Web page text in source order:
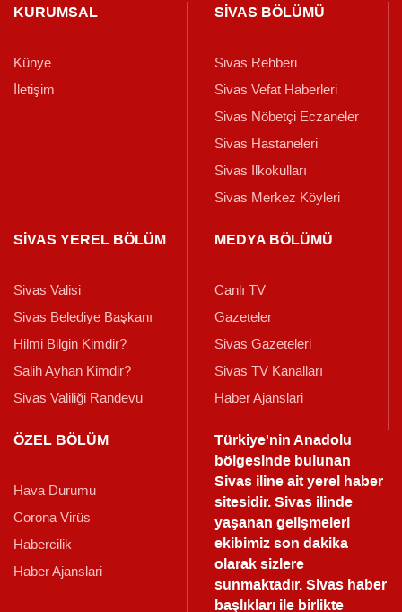
KURUMSAL
Künye
İletişim
SİVAS BÖLÜMÜ
Sivas Rehberi
Sivas Vefat Haberleri
Sivas Nöbetçi Eczaneler
Sivas Hastaneleri
Sivas İlkokulları
Sivas Merkez Köyleri
SİVAS YEREL BÖLÜM
Sivas Valisi
Sivas Belediye Başkanı
Hilmi Bilgin Kimdir?
Salih Ayhan Kimdir?
Sivas Valiliği Randevu
MEDYA BÖLÜMÜ
Canlı TV
Gazeteler
Sivas Gazeteleri
Sivas TV Kanalları
Haber Ajanslari
ÖZEL BÖLÜM
Hava Durumu
Corona Virüs
Habercilik
Haber Ajanslari
Türkiye'nin Anadolu
bölgesinde bulunan
Sivas iline ait yerel haber
sitesidir. Sivas ilinde
yaşanan gelişmeleri
ekibimiz son dakika
olarak sizlere
sunmaktadır.Sivas haber
başlıkları ile birlikte